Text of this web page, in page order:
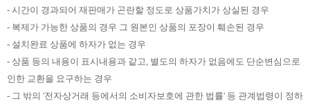
- 시간이 경과되어 재판매가 곤란할 정도로 상품가치가 상실된 경우
- 복제가 가능한 상품의 경우 그 원본인 상품의 포장이 훼손된 경우
- 설치완료 상품에 하자가 없는 경우
- 상품 등의 내용이 표시내용과 같고, 별도의 하자가 없음에도 단순변심으로
인한 교환을 요구하는 경우
- 그 밖의 '전자상거래 등에서의 소비자보호에 관한 법률' 등 관계법령이 정하